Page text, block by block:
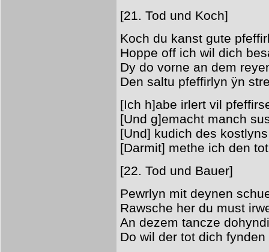
[21. Tod und Koch]
Koch du kanst gute
Hoppe off ich wil dich
Dy do vorne an dem
Den saltu pfeffirlyn ÿn
[Ich h]abe irlert vil
[Und g]emacht manch
[Und] kudich des
[Darmit] methe ich den
[22. Tod und Bauer]
Pewrlyn mit deynen
Rawsche her du must
An dezem tancze
Do wil der tot dich fynden